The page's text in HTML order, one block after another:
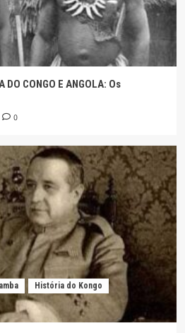
DE AMBRÓSIO LUKOKI,
DO CONGO E ANGOLA: Os
0
História do Kongo